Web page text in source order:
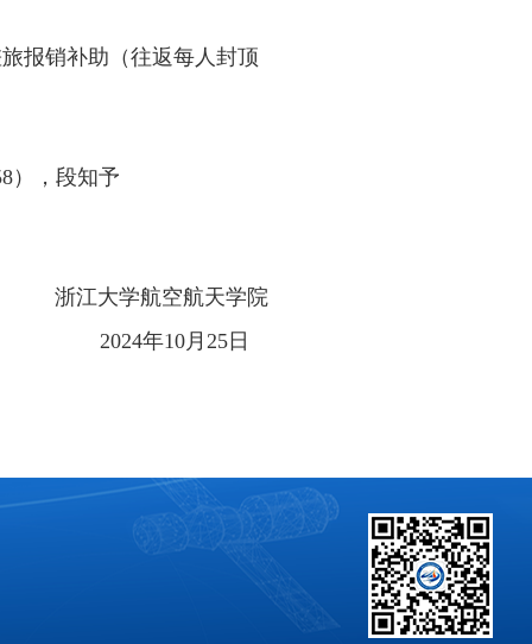
报销补助（往返每人封顶
），段知予
浙江大学航空航天学院
2024年10月 25 日